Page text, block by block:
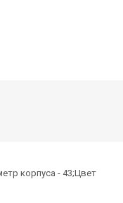
корпуса - 43;Цвет